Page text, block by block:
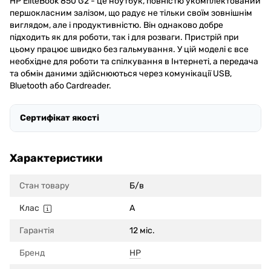
першокласним залізом, що радує не тільки своїм зовнішнім
виглядом, але і продуктивністю. Він однаково добре
підходить як для роботи, так і для розваги. Пристрій при
цьому працює швидко без гальмування. У цій моделі є все
необхідне для роботи та спілкування в Інтернеті, а передача
та обмін даними здійснюються через комунікації USB,
Bluetooth або Cardreader.
Сертифікат якості
Характеристики
Стан товару Б/в
Клас A
Гарантія 12 міс.
Бренд HP